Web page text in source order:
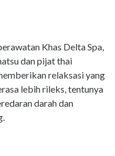
Khas Delta Spa,
dan pijat thai
relaksasi yang
lebih rileks, tentunya
darah dan